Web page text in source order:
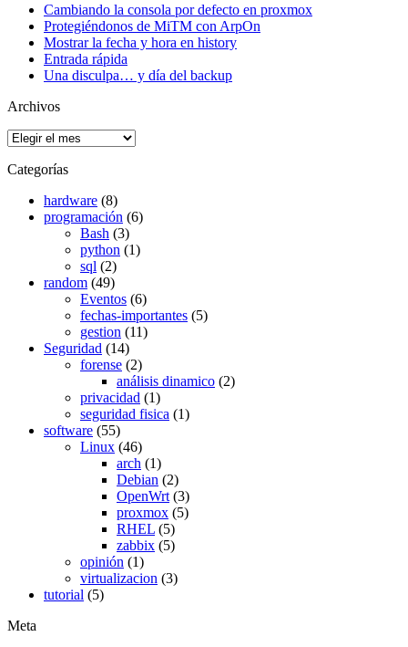
Cambiando la consola por defecto en proxmox
Protegiéndonos de MiTM con ArpOn
Mostrar la fecha y hora en history
Entrada rápida
Una disculpa… y día del backup
Archivos
Archivos
Categorías
hardware (8)
programación (6)
Bash (3)
python (1)
sql (2)
random (49)
Eventos (6)
fechas-importantes (5)
gestion (11)
Seguridad (14)
forense (2)
análisis dinamico (2)
privacidad (1)
seguridad fisica (1)
software (55)
Linux (46)
arch (1)
Debian (2)
OpenWrt (3)
proxmox (5)
RHEL (5)
zabbix (5)
opinión (1)
virtualizacion (3)
tutorial (5)
Meta